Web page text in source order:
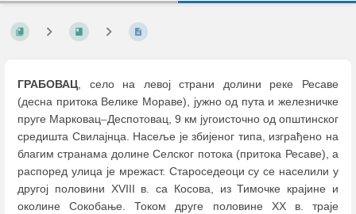
ГРАБОВАЦ, село на левој страни долини реке Ресаве
(десна притока Велике Мораве), јужно од пута и железничке
пруге Марковац–Деспотовац, 9 км југоисточно од општинског
средишта Свилајнца. Насеље је збијеног типа, изграђено на
благим странама долине Селског потока (притока Ресаве), а
распоред улица је мрежаст. Староседеоци су се населили у
другој половини XVIII в. са Косова, из Тимочке крајине и
околине Сокобање. Током друге половине XX в. траје